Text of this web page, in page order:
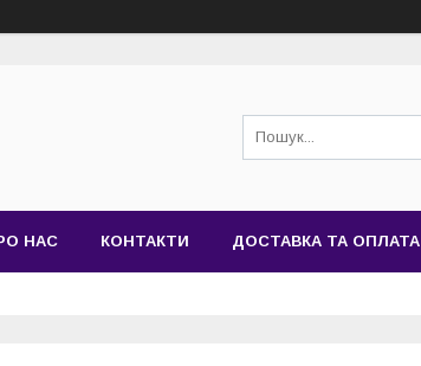
НАС КОНТАКТИ ДОСТАВКА ТА ОПЛАТА